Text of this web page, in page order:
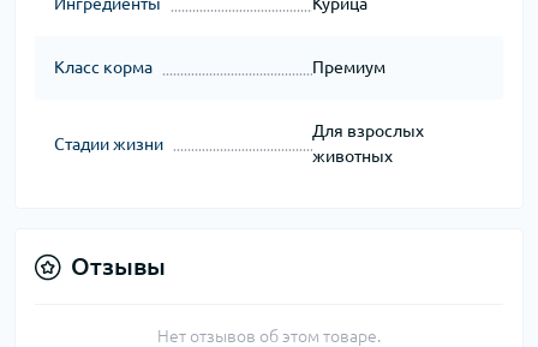
Класс корма Премиум
Стадии жизни
Для взрослых
животных
Отзывы
Нет отзывов об этом товаре.